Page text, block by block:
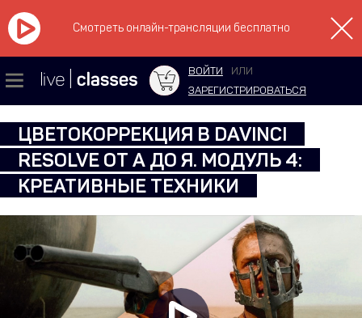
Смотреть онлайн-трансляции бесплатно
ВОЙТИ
ИЛИ
ЗАРЕГИСТРИРОВАТЬСЯ
ЦВЕТОКОРРЕКЦИЯ В DAVINCI
RESOLVE ОТ А ДО Я. МОДУЛЬ 4:
КРЕАТИВНЫЕ ТЕХНИКИ